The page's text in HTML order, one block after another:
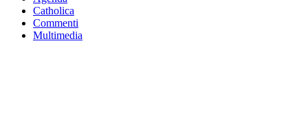
Catholica
Commenti
Multimedia